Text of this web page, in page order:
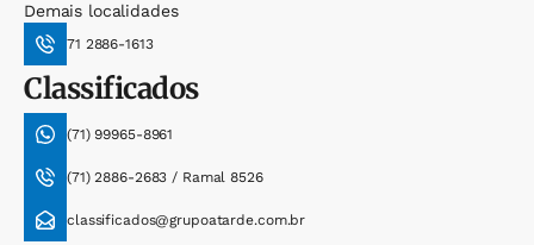
Demais localidades
71 2886-1613
Classificados
(71) 99965-8961
(71) 2886-2683 / Ramal 8526
classificados@grupoatarde.com.br